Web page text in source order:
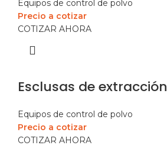
Equipos de control de polvo
Precio a cotizar
COTIZAR AHORA
Esclusas de extracción
Equipos de control de polvo
Precio a cotizar
COTIZAR AHORA